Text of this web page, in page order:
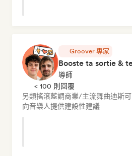
Groover 專家
導師
< 100 則回覆
另類搖滾藍調商業/主流舞曲迪斯可
向音樂人提供建設性建議